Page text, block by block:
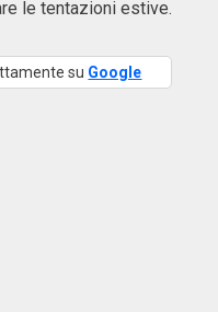
le tentazioni estive.
su Google